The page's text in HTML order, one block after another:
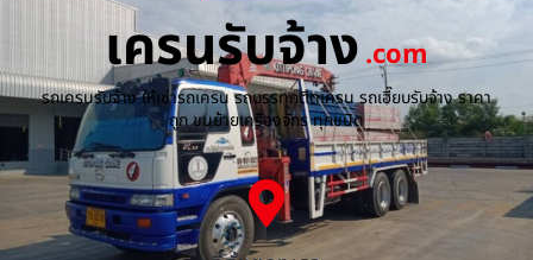
เครนรับจ้าง.com
รถเครนรับจ้าง ให้เช่ารถเครน รถบรรทุกติดเครน รถเฮี๊ยบรับจ้าง ราคา
ถูก ขนย้ายเครื่องจักร ทุกชนิด